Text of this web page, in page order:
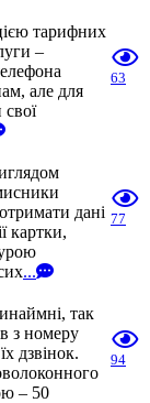
тарифних
–
але для
63
дані
картки,
...
77
так
з номеру
дзвінок.
– 50
94